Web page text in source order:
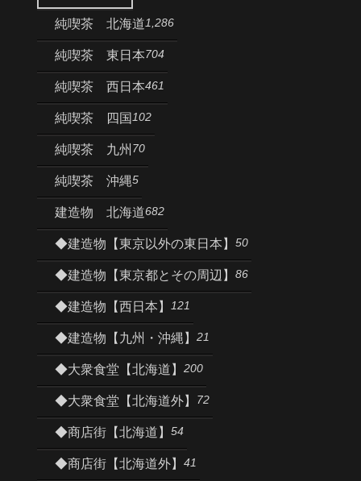
純喫茶 北海道1,286
純喫茶 東日本704
純喫茶 西日本461
純喫茶 四国102
純喫茶 九州 70
純喫茶 沖縄5
建造物 北海道682
◆建造物【東京以外の東日本】 50
◆建造物【東京都とその周辺】 86
◆建造物【西日本】 121
◆建造物【九州・沖縄】 21
◆大衆食堂【北海道】 200
◆大衆食堂【北海道外】 72
◆商店街【北海道】 54
◆商店街【北海道外】 41